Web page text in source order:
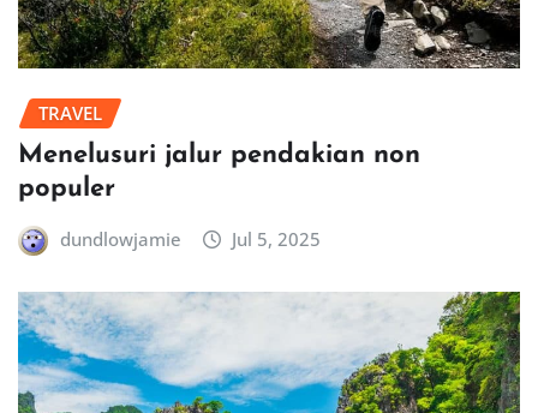
TRAVEL
Menelusuri jalur pendakian non
populer
dundlowjamie Jul 5, 2025